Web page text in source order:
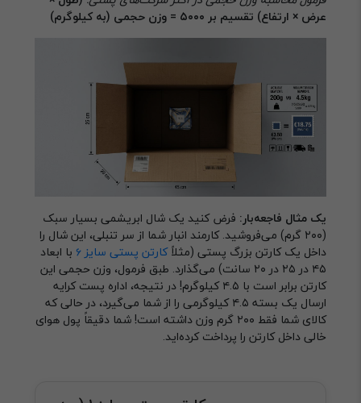
عرض × ارتفاع) تقسیم بر ۵۰۰۰ = وزن حجمی (به کیلوگرم)
یک مثال فاجعه‌بار: فرض کنید یک شال ابریشمی بسیار سبک
(۲۰۰ گرم) می‌فروشید. کارمند انبار شما از سر تنبلی، این شال را
داخل یک کارتن بزرگ پستی (مثلاًکارتن پستی سایز ۶
با ابعاد
۴۵ در ۲۵ در ۲۰ سانت) می‌گذارد. طبق فرمول، وزن حجمی این
کارتن برابر است با ۴.۵ کیلوگرم! در نتیجه، اداره پست کرایه
ارسال یک بسته ۴.۵ کیلوگرمی را از شما می‌گیرد، در حالی که
کالای شما فقط ۲۰۰ گرم وزن داشته است! شما دقیقاً پول هوای
خالی داخل کارتن را پرداخت کرده‌اید.